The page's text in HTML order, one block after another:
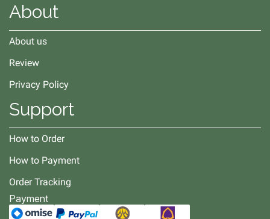
About
About us
Review
Privacy Policy
Support
How to Order
How to Payment
Order Tracking
Payment